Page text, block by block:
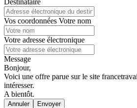
Vos coordonnées Votre nom
Votre adresse électronique
Message
Bonjour,
Voici une offre parue sur le site
intéresser.
A bientôt.
Annuler